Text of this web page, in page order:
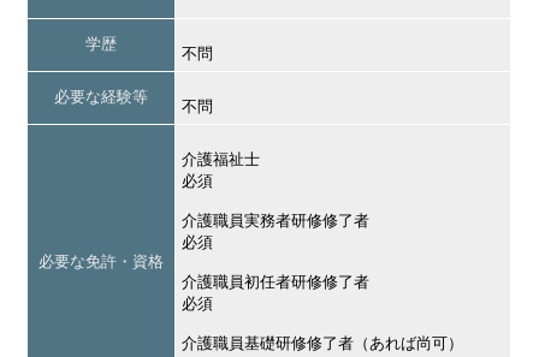
学歴
不問
必要な経験等
不問
必要な免許・資格
介護福祉士
必須
介護職員実務者研修修了者
必須
介護職員初任者研修修了者
必須
介護職員基礎研修修了者（あれば尚可）